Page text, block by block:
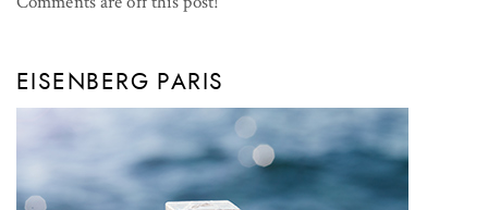
EISENBERG PARIS